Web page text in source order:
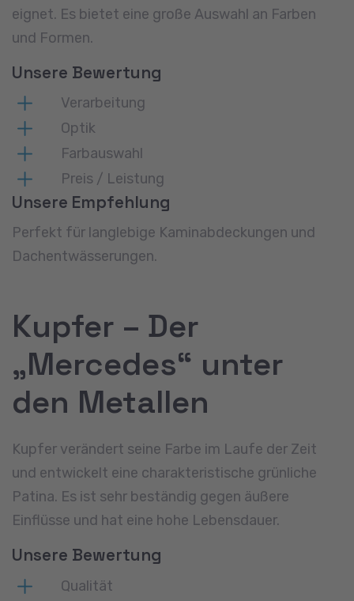
eignet. Es bietet eine große Auswahl an Farben
und Formen.
Unsere Bewertung
Verarbeitung
Optik
Farbauswahl
Preis / Leistung
Unsere Empfehlung
Perfekt für langlebige Kaminabdeckungen und
Dachentwässerungen.
Kupfer – Der
„Mercedes“ unter
den Metallen
Kupfer verändert seine Farbe im Laufe der Zeit
und entwickelt eine charakteristische grünliche
Patina. Es ist sehr beständig gegen äußere
Einflüsse und hat eine hohe Lebensdauer.
Unsere Bewertung
Qualität